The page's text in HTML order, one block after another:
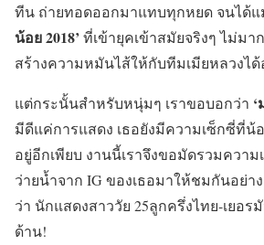
ทีน ถ่ายทอดออกมาแทบทุกหยด จนได้
น้อย 2018’ ที่เข้ายุคเข้าสมัยจริงๆ ไม่มา
สร้างความหมันไส้ให้กับทีมเมียหลวงไ
แต่กระนั้นสำหรับหนุ่มๆ เราขอบอกว่า
มีดีแค่การแสดง เธอยังมีความเซ็กซี่ที่น้
อยู่อีกเพียบ งานนี้เราจึงขอมัดรวมควา
ว่ายน้ำจาก IG ของเธอมาให้ชมกันอย่า
ว่า นักแสดงสาววัย 25ลูกครึ่งไทย-เย
ด้าน!